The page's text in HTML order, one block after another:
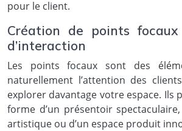
pour le client.
Création de points focaux
d’interaction
Les points focaux sont des
naturellement l’attention des
explorer davantage votre espace. Ils
forme d’un présentoir
artistique ou d’un espace produit